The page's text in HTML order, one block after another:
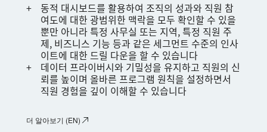
동적 대시보드를 활용하여 조직의 성과와 직원 참
여도에 대한 광범위한 맥락을 모두 확인할 수 있을
뿐만 아니라 특정 사무실 또는 지역, 특정 직원 주
제, 비즈니스 기능 등과 같은 세그먼트 수준의 인사
이트에 대한 드릴 다운을 할 수 있습니다
데이터 프라이버시와 기밀성을 유지하고 직원의 신
뢰를 높이며 올바른 프로그램 원칙을 설정하면서
직원 경험을 깊이 이해할 수 있습니다
더 알아보기 (EN)